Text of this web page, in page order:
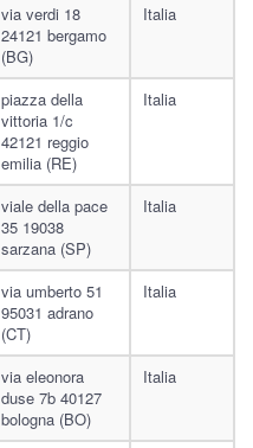
via verdi 18
24121 bergamo
(BG)
Italia
piazza della
vittoria 1/c
42121 reggio
emilia (RE)
Italia
viale della pace
35 19038
sarzana (SP)
Italia
via umberto 51
95031 adrano
(CT)
Italia
via eleonora
duse 7b 40127
bologna (BO)
Italia